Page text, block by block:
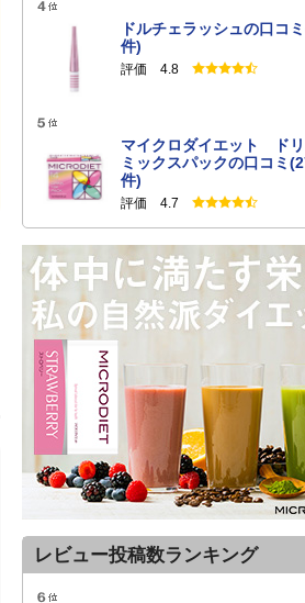
ドルチェラッシュの口コ
件)
評価 4.8
マイクロダイエット ドリ
ミックスパックの口コミ
件)
評価 4.7
レビュー投稿数ランキング